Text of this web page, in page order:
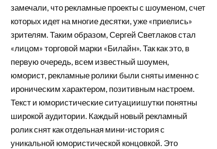
замечали, что рекламные проекты с шоуменом, счет
которых идет на многие десятки, уже «приелись»
зрителям. Таким образом, Сергей Светлаков стал
«лицом» торговой марки «Билайн». Так как это, в
первую очередь, всем известный шоумен,
юморист, рекламные ролики были сняты именно с
ироническим характером, позитивным настроем.
Текст и юмористические ситуациишутки понятны
широкой аудитории. Каждый новый рекламный
ролик снят как отдельная мини-история с
уникальной юмористической концовкой. Это